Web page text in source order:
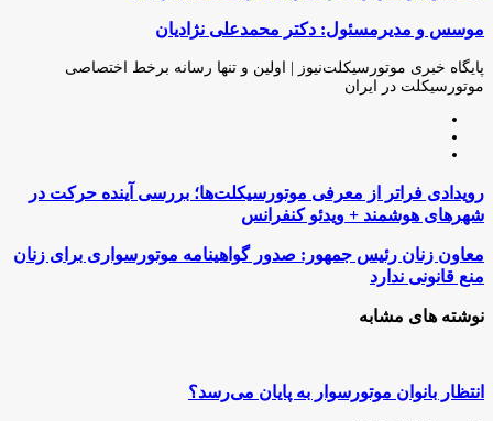
از
ایمیل
موسس و مدیرمسئول: دکتر محمدعلی نژادیان
پایگاه خبری موتورسیکلت‌نیوز | اولین و تنها رسانه برخط اختصاصی
موتورسیکلت در ایران
رویدادی
فراتر
از
معرفی
موتورسیکلت‌ها؛
بررسی
حرکت
+
رویدادی فراتر از معرفی موتورسیکلت‌ها؛ بررسی آینده حرکت در
شهرهای هوشمند + ویدئو کنفرانس
معاون
زنان
رئیس
جمهور:
صدور
برای
زنان
معاون زنان رئیس جمهور: صدور گواهینامه موتورسواری برای زنان
منع قانونی ندارد
نوشته های مشابه
انتظار بانوان موتورسوار به پایان می‌رسد؟